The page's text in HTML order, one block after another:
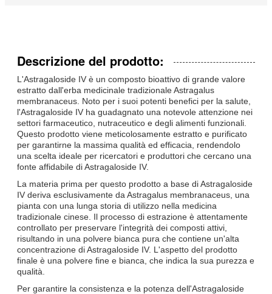
Descrizione del prodotto:
L'Astragaloside IV è un composto bioattivo di grande valore
estratto dall'erba medicinale tradizionale Astragalus
membranaceus. Noto per i suoi potenti benefici per la salute,
l'Astragaloside IV ha guadagnato una notevole attenzione nei
settori farmaceutico, nutraceutico e degli alimenti funzionali.
Questo prodotto viene meticolosamente estratto e purificato
per garantirne la massima qualità ed efficacia, rendendolo
una scelta ideale per ricercatori e produttori che cercano una
fonte affidabile di Astragaloside IV.
La materia prima per questo prodotto a base di Astragaloside
IV deriva esclusivamente da Astragalus membranaceus, una
pianta con una lunga storia di utilizzo nella medicina
tradizionale cinese. Il processo di estrazione è attentamente
controllato per preservare l'integrità dei composti attivi,
risultando in una polvere bianca pura che contiene un'alta
concentrazione di Astragaloside IV. L'aspetto del prodotto
finale è una polvere fine e bianca, che indica la sua purezza e
qualità.
Per garantire la consistenza e la potenza dell'Astragaloside